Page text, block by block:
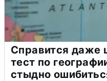
Справится даже
тест по
стыдно